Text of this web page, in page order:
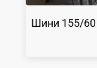
Шини 155/60